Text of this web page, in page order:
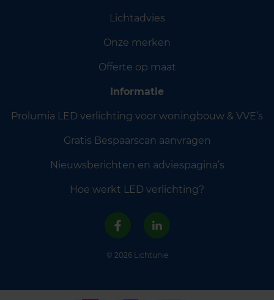
Lichtadvies
Onze merken
Offerte op maat
Informatie
Prolumia LED verlichting voor woningbouw & VVE’s
Gratis Bespaarscan aanvragen
Nieuwsberichten en adviespagina’s
Hoe werkt LED verlichting?
© 2026 Lichtunie